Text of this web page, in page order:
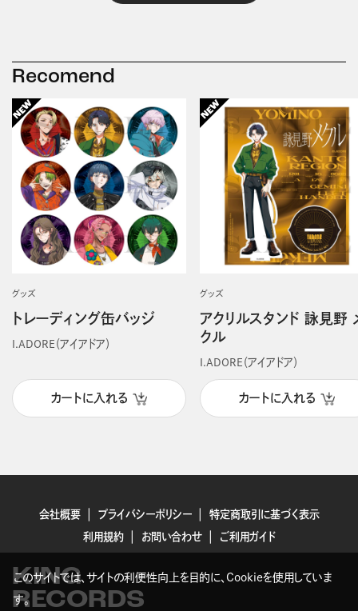
Recomend
グッズ
トレーディング缶バッジ
I.ADORE（アイアドア）
カートに入れる
グッズ
アクリルスタンド 詠見野
クル
I.ADORE（アイアドア）
カートに入れる
会社概要 プライバシーポリシー
特定商取引に基づく表示
利用規約
お問い合わせ ご利用ガイド
KING
RECORDS
このサイトでは、サイトの利便性向上を目的に、Cookieを使用していま
す。